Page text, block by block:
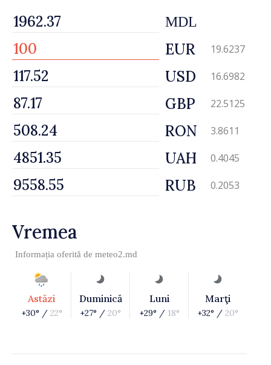
MDL
EUR 19.6237
USD 16.6982
GBP 22.5125
RON 3.8611
UAH 0.4045
RUB 0.2053
Vremea
Informația oferită de meteo2.md
Astăzi
+30° / 22°
Duminică
+27° / 20°
Luni
+29° / 18°
Marţi
+32° / 20°